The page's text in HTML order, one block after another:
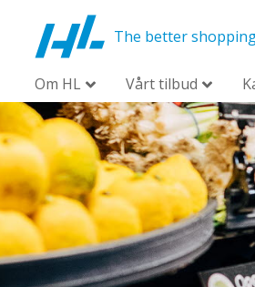
The better
Om HL Vårt tilbud